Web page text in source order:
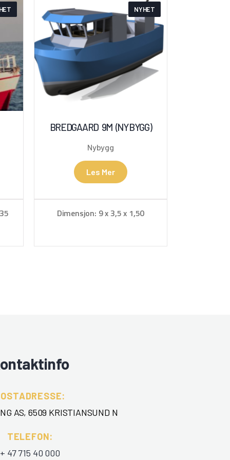
NYHET
BREDGAARD 9M (NYBYGG)
Nybygg
Les Mer
Dimensjon: 9 x 3,5 x 1,50
AS, 6509 KRISTIANSUND N
TELEFON:
+ 47 715 40 000